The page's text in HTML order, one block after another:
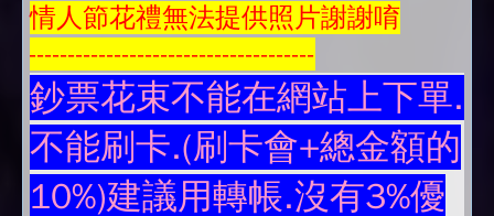
情人節花禮無法提供照片謝謝唷
-------------------------------------
鈔票花束不能在網站上下單.
不能刷卡.(刷卡會+總金額的
10%)建議用轉帳.沒有3%優